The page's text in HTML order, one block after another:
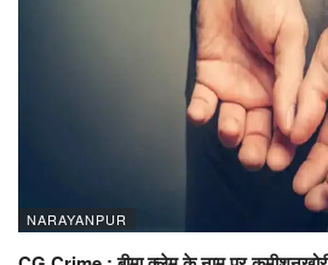
NARAYANPUR